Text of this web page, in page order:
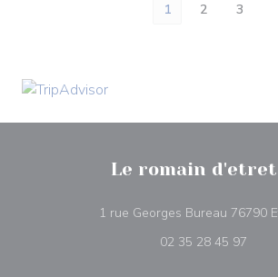
1 2 3
Le romain
1 rue Georges Bureau 76790
02 35 28 45 97